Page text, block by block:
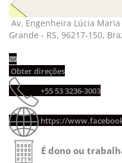
Av. Engenheira Lúcia
Grande - RS, 96217-150,
Obter direções
+55 53 3236-3003
https://
É dono ou